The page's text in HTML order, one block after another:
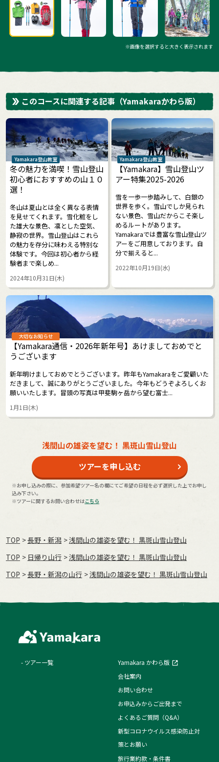
※画像を選択すると大きく表示されます
このコースに関連する記事 （Yamakaraかわら版）
Yamakara登山教室
冬の魅力を満喫！雪山登山
初心者におすすめの山１０
選！
冬山は夏山とは全く異なる表情
を見せてくれます。雪化粧をし
た雄大な景色、凛とした空気、
静寂の世界。雪山登山はこれら
の魅力を存分に味わえる特別な
体験です。今回は初心者から経
験者まで楽しめ...
2024年10月31日(木)
Yamakara登山教室
【Yamakara】雪山登山ツ
アー特集2025-2026
雪を一歩一歩踏みして、白銀の
世界を歩く。雪山でしか見られ
ない景色、雪山だからこそ楽し
めるルートがあります。
Yamakaraでは豊富な雪山登山ツ
アーをご用意しております。自
分で揃えると...
2022年10月19日(水)
大切なお知らせ
【Yamakara通信・2026年新年号】あけましておめでと
うございます
新年明けましておめでとうございます。昨年もYamakaraをご愛顧いた
だきまして、誠にありがとうございました。今年もどうぞよろしくお
願いいたします。冒頭の写真は甲斐駒ヶ岳から望む富士...
1月1日(木)
浅間山の雄姿を望む！ 黒斑山雪山登山
ツアーを申し込む
※お申し込みの際に、参加希望ツアー名の欄にてご希望の日程を必ず選択した上でお申し
込み下さい。
※ツアーに関するお問い合わせはこちら
TOP 長野・新潟
浅間山の雄姿を望む！ 黒斑山雪山登山
TOP
日帰り山行
浅間山の雄姿を望む！ 黒斑山雪山登山
TOP
長野・新潟の山行 浅間山の雄姿を望む！ 黒斑山雪山登山
ツアー一覧
Yamakara かわら版
会社案内
お問い合わせ
お申込みからご出発まで
よくあるご質問（Q&A）
新型コロナウイルス感染防止対
策とお願い
旅行業約款・条件書